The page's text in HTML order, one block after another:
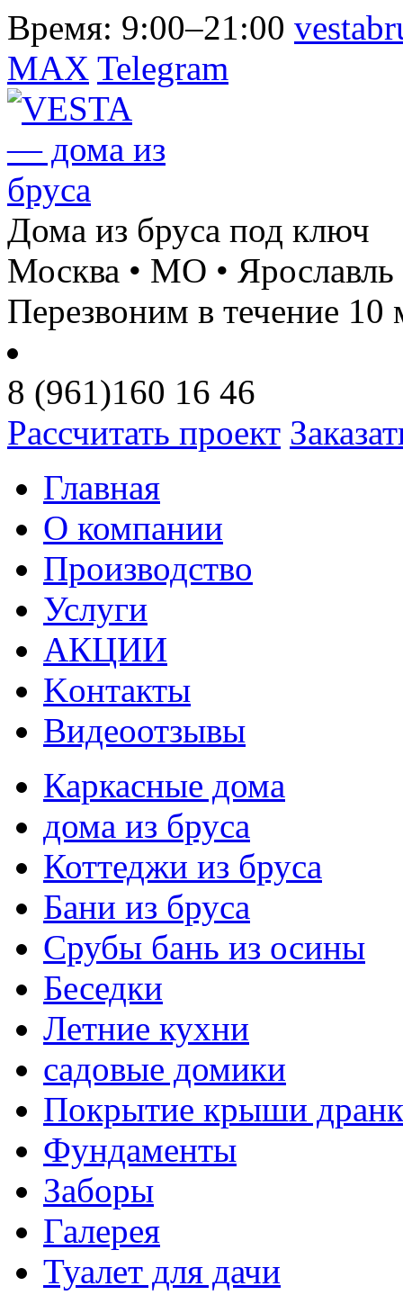
Время: 9:00–21:00
MAX Telegram
Дома из бруса под ключ
Москва • МО • Ярославль
Перезвоним в течение 10
8 (961)160 16 46
Рассчитать проект
Главная
О компании
Производство
Услуги
АКЦИИ
Kонтакты
Видеоотзывы
Каркасные дома
дома из бруса
Коттеджи из бруса
Бани из бруса
Срубы бань из осины
Беседки
Летние кухни
садовые домики
Покрытие крыши
Фундаменты
Заборы
Галерея
Туалет для дачи